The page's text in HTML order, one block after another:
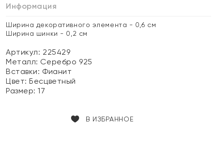
Информация
Ширина декоративного элемента - 0,6 см
Ширина шинки - 0,2 см
Артикул: 225429
Металл: Серебро 925
Вставки: Фианит
Цвет:Бесцветный
Размер:17
В ИЗБРАННОЕ